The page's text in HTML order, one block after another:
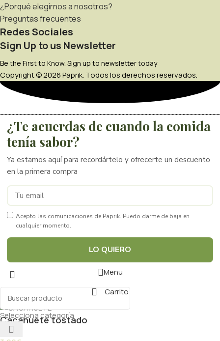
¿Porqué elegirnos a nosotros?
Preguntas frecuentes
Redes Sociales
Sign Up to us Newsletter
Be the First to Know. Sign up to newsletter today
Copyright © 2026 Paprik. Todos los derechos reservados.
¿Te acuerdas de cuando la comida
tenía sabor?
Ya estamos aquí para recordártelo y ofrecerte un descuento
en la primera compra
Acepto las comunicaciones de Paprik. Puedo darme de baja en
cualquier momento.
LO QUIERO
Selecciona categoría
Menu
Carrito
Cacahuete tostado